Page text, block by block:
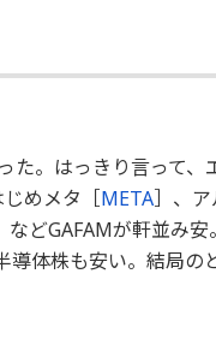
た。はっきり言って
めメタ［META］、ア
などGAFAMが軒並み
導体株も安い。結局の